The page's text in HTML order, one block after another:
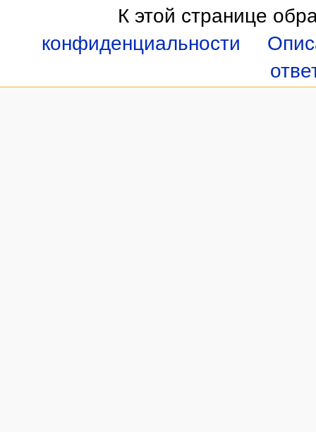
К этой странице
конфиденциальности